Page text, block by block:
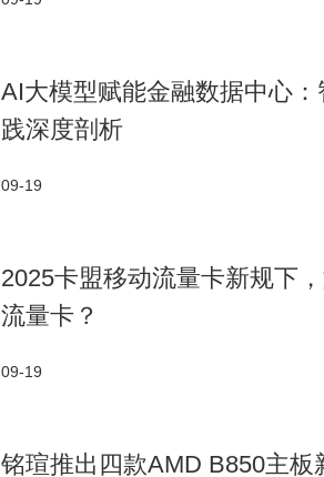
AI大模型赋能金融数据中心
践深度剖析
09-19
2025卡盟移动流量卡新规下
流量卡？
09-19
铭瑄推出四款AMD B850主